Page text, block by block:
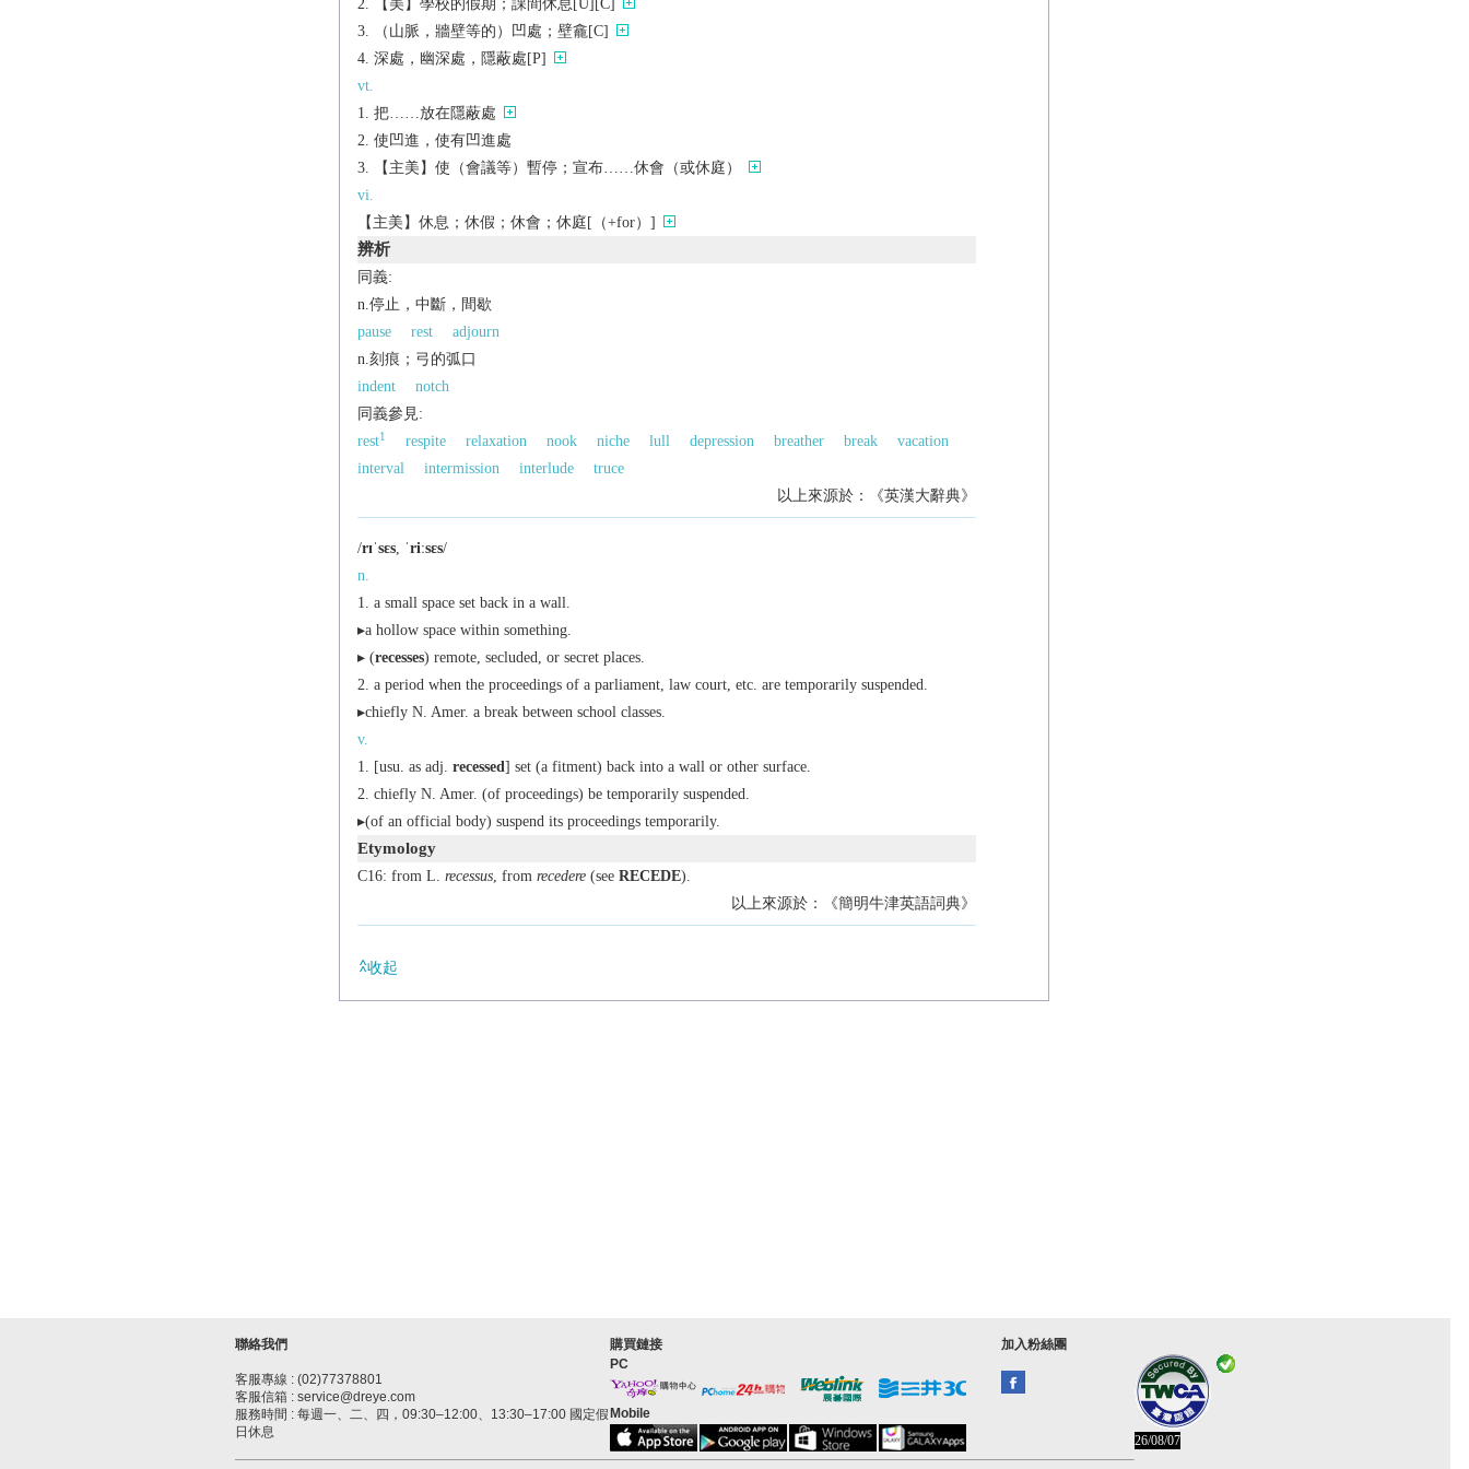
【美】學校的假期；課間休息[U][C]
（山脈，牆壁等的）凹處；壁龕[C]
深處，幽深處，隱蔽處[P]
vt.
把……放在隱蔽處
使凹進，使有凹進處
【主美】使（會議等）暫停；宣布……休會（或休庭）
vi.
【主美】休息；休假；休會；休庭[（+for）]
辨析
同義:
n.停止，中斷，間歇
pause
rest
adjourn
n.刻痕；弓的弧口
indent
notch
同義參見:
rest1 respite relaxation nook niche lull depression breather break
vacation
interval
intermission interlude
truce
以上來源於：《英漢大辭典》
/rɪˈsɛs, ˈriːsɛs/
n.
a small space set back in a wall.
▸a hollow space within something.
▸ (recesses) remote, secluded, or secret places.
a period when the proceedings of a parliament, law court, etc. are temporarily suspended.
▸chiefly N. Amer. a break between school classes.
v.
[usu. as adj. recessed ] set (a fitment) back into a wall or other surface.
chiefly N. Amer. (of proceedings) be temporarily suspended.
▸(of an official body) suspend its proceedings temporarily.
Etymology
C16: from L. recessus, from recedere(see RECEDE).
以上來源於：《簡明牛津英語詞典》
收起
聯絡我們
客服專線 : (02)77378801
客服信箱 : service@dreye.com
服務時間 : 每週一、二、四，09:30–12:00、13:30–17:00 國定假
日休息
購買鏈接
PC
Mobile
加入粉絲團
26/08/07